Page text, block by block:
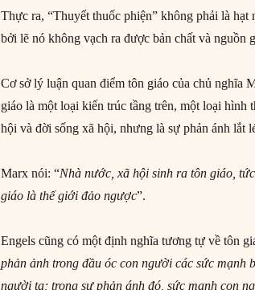
Thực ra, “Thuyết thuốc phiện” không phải là
bởi lẽ nó không vạch ra được bản chất và nguồn
Cơ sở lý luận quan điểm tôn giáo của chủ nghĩa
giáo là một loại kiến trúc tầng trên, một loại hình
hội và đời sống xã hội, nhưng là sự phản ánh lắt
Marx nói: “Nhà nước, xã hội sinh ra tôn giáo,
giáo là thế giới đảo ngược”.
Engels cũng có một định nghĩa tương tự về tôn
phản ảnh trong đầu óc con người các sức
người ta; trong sự phản ánh đó, sức mạnh con